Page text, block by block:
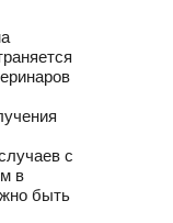
с
в
быть